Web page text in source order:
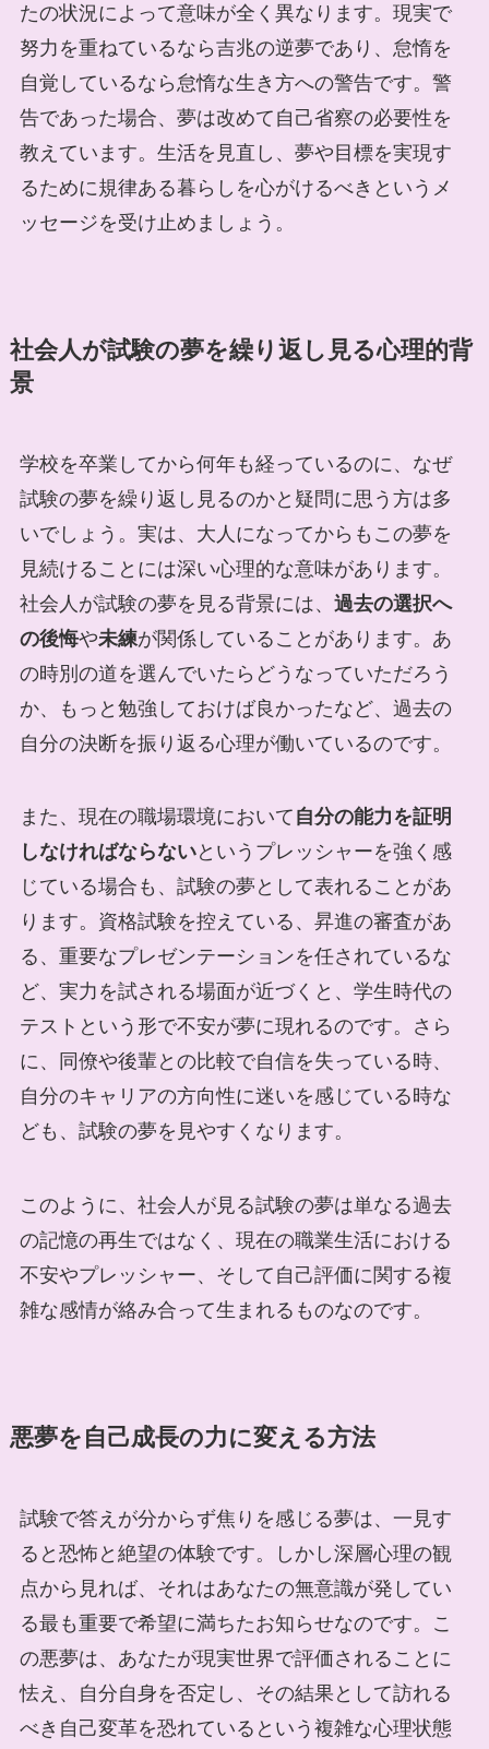
たの状況によって意味が全く異なります。現実で
努力を重ねているなら吉兆の逆夢であり、怠惰を
自覚しているなら怠惰な生き方への警告です。警
告であった場合、夢は改めて自己省察の必要性を
教えています。生活を見直し、夢や目標を実現す
るために規律ある暮らしを心がけるべきというメ
ッセージを受け止めましょう。
社会人が試験の夢を繰り返し見る心理的背
景
学校を卒業してから何年も経っているのに、なぜ
試験の夢を繰り返し見るのかと疑問に思う方は多
いでしょう。実は、大人になってからもこの夢を
見続けることには深い心理的な意味があります。
社会人が試験の夢を見る背景には、 過去の選択へ
の後悔や未練が関係していることがあります。あ
の時別の道を選んでいたらどうなっていただろう
か、もっと勉強しておけば良かったなど、過去の
自分の決断を振り返る心理が働いているのです。
また、現在の職場環境において 自分の能力を証明
しなければならないというプレッシャーを強く感
じている場合も、試験の夢として表れることがあ
ります。資格試験を控えている、昇進の審査があ
る、重要なプレゼンテーションを任されているな
ど、実力を試される場面が近づくと、学生時代の
テストという形で不安が夢に現れるのです。さら
に、同僚や後輩との比較で自信を失っている時、
自分のキャリアの方向性に迷いを感じている時な
ども、試験の夢を見やすくなります。
このように、社会人が見る試験の夢は単なる過去
の記憶の再生ではなく、現在の職業生活における
不安やプレッシャー、そして自己評価に関する複
雑な感情が絡み合って生まれるものなのです。
悪夢を自己成長の力に変える方法
試験で答えが分からず焦りを感じる夢は、一見す
ると恐怖と絶望の体験です。しかし深層心理の観
点から見れば、それはあなたの無意識が発してい
る最も重要で希望に満ちたお知らせなのです。こ
の悪夢は、あなたが現実世界で評価されることに
怯え、自分自身を否定し、その結果として訪れる
べき自己変革を恐れているという複雑な心理状態